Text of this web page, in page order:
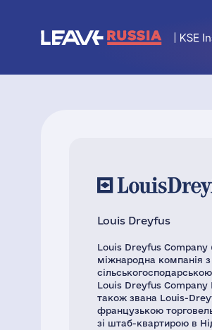
Louis Dreyfus
Louis Dreyfus Company
міжнародна компанія з
Louis Dreyfus Company
також звана Louis-
французькою
зі штаб-квартирою в